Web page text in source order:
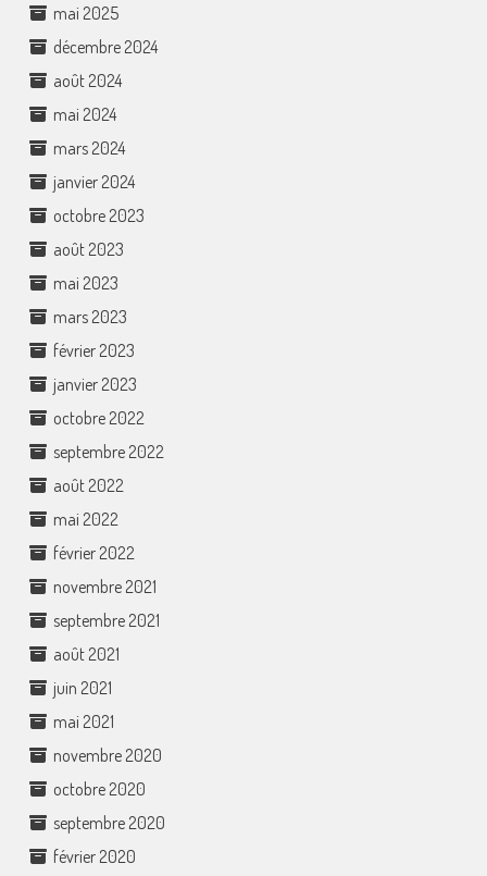
mai 2025
décembre 2024
août 2024
mai 2024
mars 2024
janvier 2024
octobre 2023
août 2023
mai 2023
mars 2023
février 2023
janvier 2023
octobre 2022
septembre 2022
août 2022
mai 2022
février 2022
novembre 2021
septembre 2021
août 2021
juin 2021
mai 2021
novembre 2020
octobre 2020
septembre 2020
février 2020